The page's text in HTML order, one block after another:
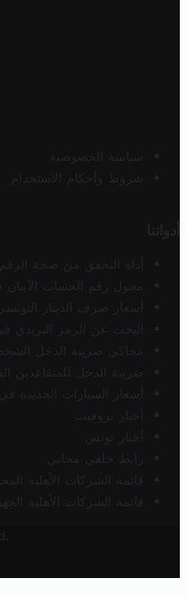
سياسة الخصوصية
شروط وأحكام الاستخدام
أدواتنا
أداة التحقق من صحة
محول رقم الحساب الآيبان
أسعار صرف الدينار
البحث عن الرمز البريدي
محاكي ضريبة الدخل
ضريبة الدخل للمتقاعدين
أسعار السيارات الجديدة
أخبار تروفيت
أخبار تونس
رابط خلفي مجاني
قائمة الشركات الأهلية
قائمة الشركات الأهلية